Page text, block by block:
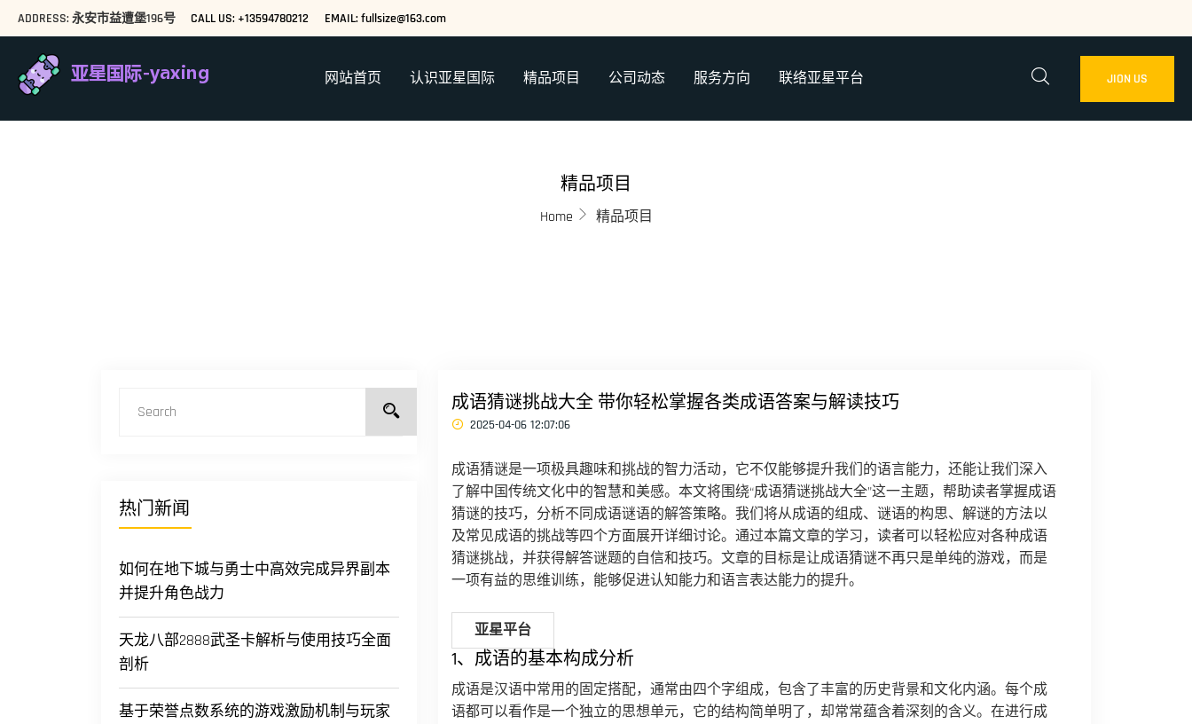
ADDRESS: 永安市益遭堡196号 CALL US: +13594780212 EMAIL: fullsize@163.com
网站首页 认识亚星国际 精品项目 公司动态 服务方向 联络亚星平台 JION US
精品项目
Home 精品项目
热门新闻
如何在地下城与勇士中高效完成异界副本
并提升角色战力
天龙八部2888武圣卡解析与使用技巧全面
剖析
基于荣誉点数系统的游戏激励机制与玩家
成语猜谜挑战大全 带你轻松掌握各类成语答案与解读技巧
2025-04-06 12:07:06
成语猜谜是一项极具趣味和挑战的智力活动，它不仅能够提升我们的语言能力，还能让我们深入
了解中国传统文化中的智慧和美感。本文将围绕“成语猜谜挑战大全”这一主题，帮助读者掌握成语
猜谜的技巧，分析不同成语谜语的解答策略。我们将从成语的组成、谜语的构思、解谜的方法以
及常见成语的挑战等四个方面展开详细讨论。通过本篇文章的学习，读者可以轻松应对各种成语
猜谜挑战，并获得解答谜题的自信和技巧。文章的目标是让成语猜谜不再只是单纯的游戏，而是
一项有益的思维训练，能够促进认知能力和语言表达能力的提升。
亚星平台
1、成语的基本构成分析
成语是汉语中常用的固定搭配，通常由四个字组成，包含了丰富的历史背景和文化内涵。每个成
语都可以看作是一个独立的思想单元，它的结构简单明了，却常常蕴含着深刻的含义。在进行成